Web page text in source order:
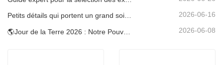
Petits détails qui portent un grand soin : porte-gobelet soudé sur mesure pour mini-pelles 2026-06-16
2026-06-08